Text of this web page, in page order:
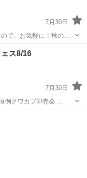
7月30日
で、お気軽に！秋の風
/ショー
ス8/16
7月30日
例クワカブ即売会 …